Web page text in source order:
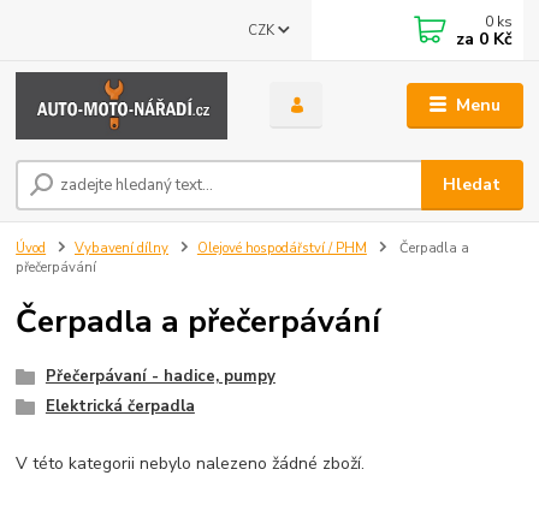
Menu
CZK
Hledat
0 ks
za 0 Kč
Úvod Vybavení dílny Olejové hospodářství / PHM
Čerpadla a
přečerpávání
Čerpadla a přečerpávání
Přečerpávaní - hadice, pumpy
Elektrická čerpadla
V této kategorii nebylo nalezeno žádné zboží.